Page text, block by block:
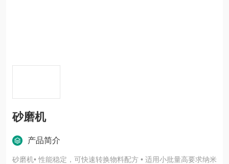
砂磨机
产品简介
砂磨机• 性能稳定，可快速转换物料配方 • 适用小批量高要求纳米